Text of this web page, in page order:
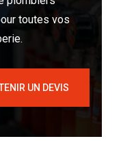
toutes vos
UN DEVIS